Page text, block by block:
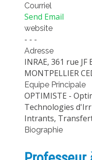
MASTER
ENGINEERING
EDUCATION AND TRAINING
DOCTORAL TRAINING
THESES IN PROGRESS
MOOC
PRODUCTION
METHODS AND TOOLS
SOFTWARE
Courriel
Send Email
website
- - -
Adresse
INRAE, 361 rue
MONTPELLIER
Equipe Principale
OPTIMISTE -
Technologies
Intrants,
Biographie